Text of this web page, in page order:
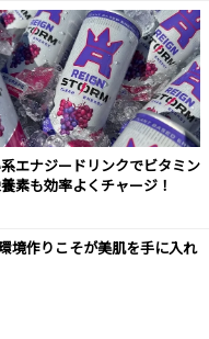
エナジードリンクでビタミン
素も効率よくチャージ！
境作りこそが美肌を手に入れ